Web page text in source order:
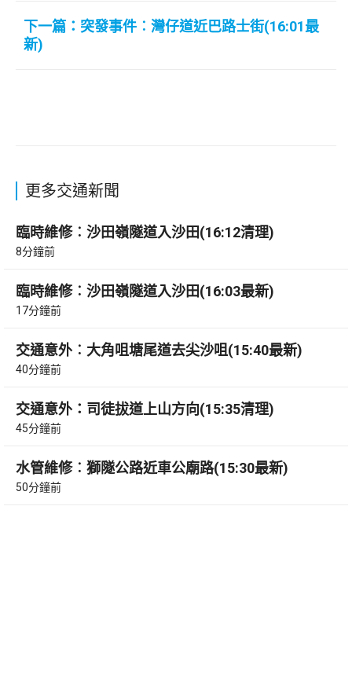
下一篇：突發事件︰灣仔道近巴路士街(16:01最
新)
更多交通新聞
臨時維修︰沙田嶺隧道入沙田(16:12清理)
8分鐘前
臨時維修︰沙田嶺隧道入沙田(16:03最新)
17分鐘前
交通意外︰大角咀塘尾道去尖沙咀(15:40最新)
40分鐘前
交通意外：司徒拔道上山方向(15:35清理)
45分鐘前
水管維修︰獅隧公路近車公廟路(15:30最新)
50分鐘前